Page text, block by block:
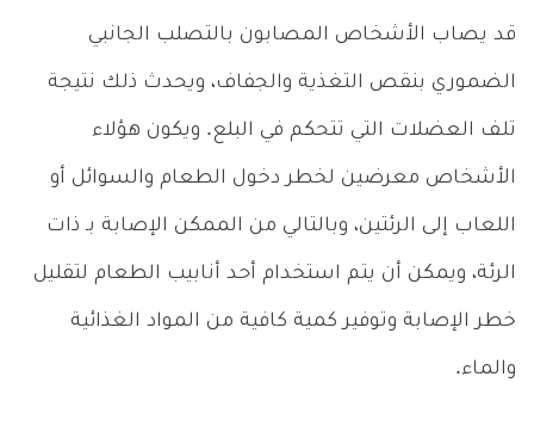
قد يصاب الأشخاص المصابون بالتصلب الجانبي
الضموري بنقص التغذية والجفاف، ويحدث ذلك نتيجة
تلف العضلات التي تتحكم في البلع. ويكون هؤلاء
الأشخاص معرضين لخطر دخول الطعام والسوائل أو
اللعاب إلى الرئتين، وبالتالي من الممكن الإصابة بـ ذات
الرئة، ويمكن أن يتم استخدام أحد أنابيب الطعام لتقليل
خطر الإصابة وتوفير كمية كافية من المواد الغذائية
والماء.